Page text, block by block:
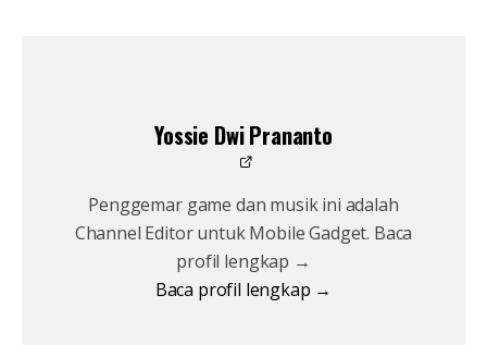
Yossie Dwi Prananto
Penggemar game dan musik ini adalah
Channel Editor untuk Mobile Gadget. Baca
profil lengkap →
Baca profil lengkap →